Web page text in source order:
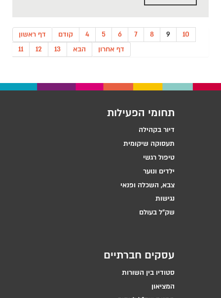
דף ראשון קודם 4 5 6 7 8 9
10
11
12 13 הבא דף אחרון
תחומי הפעילות
דיור בקהילה
תעסוקה שיקומית
טיפול רגשי
ילדים ונוער
צבא, השכלה ופנאי
נגישות
שק״ל בעולם
עסקים חברתיים
סטודיו בין השורות
המציאון